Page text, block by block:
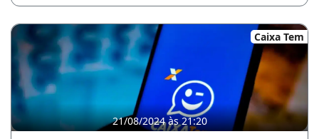
Caixa Tem
21/08/2024 às 21:20